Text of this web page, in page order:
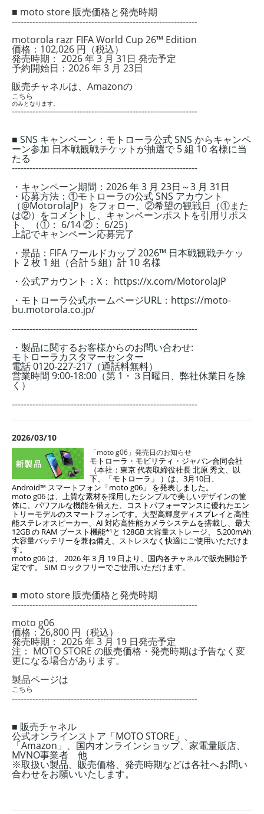
■ moto store 販売価格と発売時期
---------------------------------------------------------------
motorola razr FIFA World Cup 26™ Edition
価格：102,026 円（税込）
発売時期： 2026 年 3 月 31日 発売予定
予約開始日： 2026 年 3 月 23日
販売チャネルは、Amazonの
こちら
のみとなります。
---------------------------------------------------------------
■ SNS キャンペーン：モトローラ公式 SNS からキャンペ
ーン参加 日本戦観戦チケットが抽選で 5 組 10 名様に当
たる
---------------------------------------------------------------
・キャンペーン期間： 2026 年 3 月 23日～3 月 31日
・応募方法： ①モトローラの公式 SNS アカウント
（@MotorolaJP）をフォロー、 ②希望の観戦日（①また
は②）をコメントし、キャンペーンポストを引用リポス
ト、 （①： 6/14 ②： 6/25）
上記でキャンペーン応募完了
・景品：FIFA ワールドカップ 2026™ 日本戦観戦チケッ
ト 2 枚 1 組（合計 5 組）計 10 名様
・公式アカウント：X： https://x.com/MotorolaJP
・モトローラ公式ホームページURL：https://moto-
bu.motorola.co.jp/
---------------------------------------------------------------
・製品に関するお客様からのお問い合わせ:
モトローラカスタマーセンター
電話 0120-227-217（通話料無料）
営業時間 9:00-18:00（第 1・３日曜日、弊社休業日を除
く）
---------------------------------------------------------------
2026/03/10
「moto g06」発売日のお知らせ
モトローラ・モビリティ・ジャパン合同会社
（本社：東京 代表取締役社長 北原 秀文、 以
下、「モトローラ」 ）は、3月10日、
Android™ スマートフォン「moto g06」 を発表しました。
moto g06 は、上質な素材を採用したシンプルで美しいデザインの筐
体に、パワフルな機能を備えた、コストパフォーマンスに優れたエン
トリーモデルのスマートフォンです。大型高輝度ディスプレイと高性
能ステレオスピーカー、AI 対応高性能カメラシステムを搭載し、最大
12GB の RAM ブースト機能*¹と 128GB 大容量ストレージ、 5,200mAh
大容量バッテリーを兼ね備え、ストレスなく快適にご使用いただけま
す。
moto g06 は、 2026 年 3 月 19 日より、国内各チャネルで販売開始予
定です。 SIM ロックフリーでご使用いただけます。
■ moto store 販売価格と発売時期
---------------------------------------------------------------
moto g06
価格：26,800 円（税込）
発売時期： 2026 年 3 月 19 日発売予定
注： MOTO STORE の販売価格・発売時期は予告なく変
更になる場合があります。
製品ページは
こちら
---------------------------------------------------------------
■ 販売チャネル
公式オンラインストア「MOTO STORE」、
「Amazon」、国内オンラインショップ、家電量販店、
MVNO事業者 他
※取扱い製品、販売価格、発売時期などは各社へお問い
合わせをお願いいたします。